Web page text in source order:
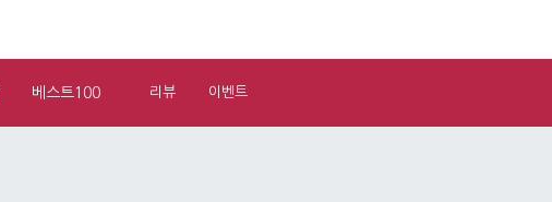
베스트100 리뷰 이벤트